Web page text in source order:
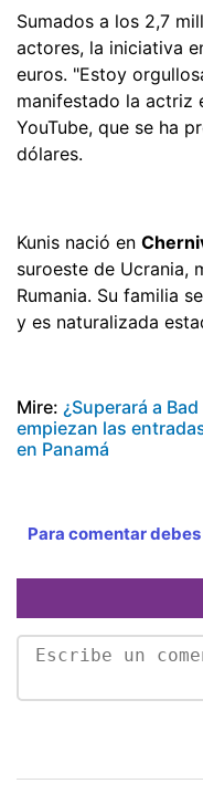
Sumados a los 2,7
actores, la iniciativa
euros. "Estoy
manifestado la actriz
YouTube, que se ha
dólares.
Kunis nació en
suroeste de Ucrania,
Rumania. Su familia
y es naturalizada
Mire: ¿Superará a
empiezan las
en Panamá
Para comentar